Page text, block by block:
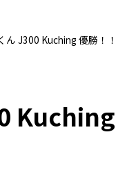
ん J300 Kuching 優勝！！
Kuching